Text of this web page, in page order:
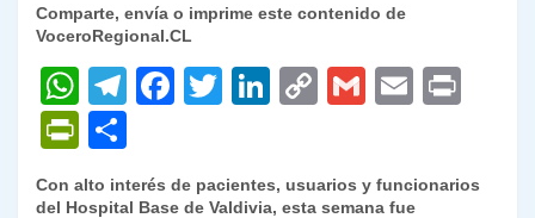
Comparte, envía o imprime este contenido de
VoceroRegional.CL
W
h
at
s
T
gr
F
e
T
er
Li
e
C
y
G
l
E
l
P
ri
nt
o
m
Con alto interés de pacientes, usuarios y funcionarios
del Hospital Base de Valdivia, esta semana fue